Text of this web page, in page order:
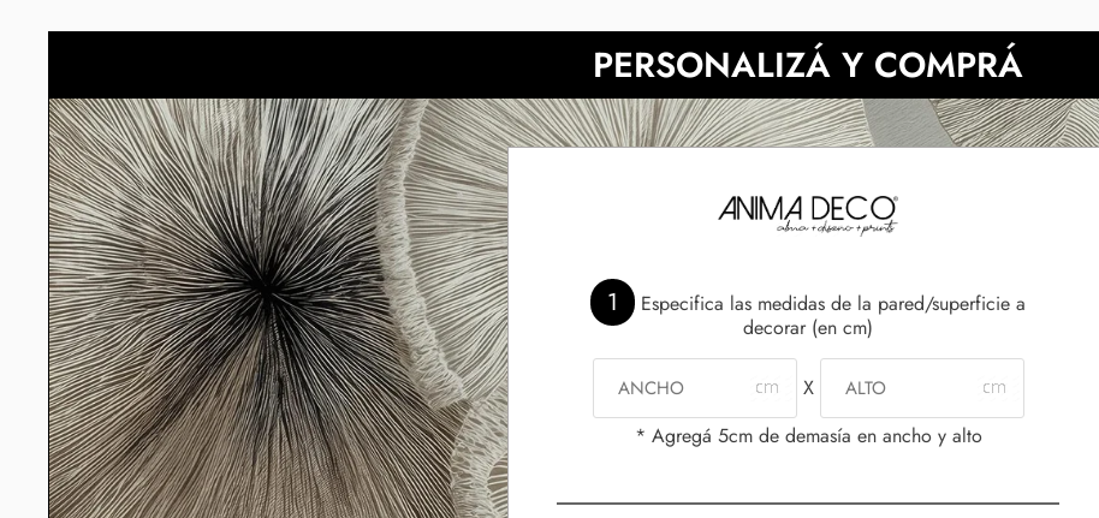
PERSONALIZÁ Y COMPRÁ
1
Especifica las medidas de la pared/superficie a
decorar (en cm)
X
* Agregá 5cm de demasía en ancho y alto